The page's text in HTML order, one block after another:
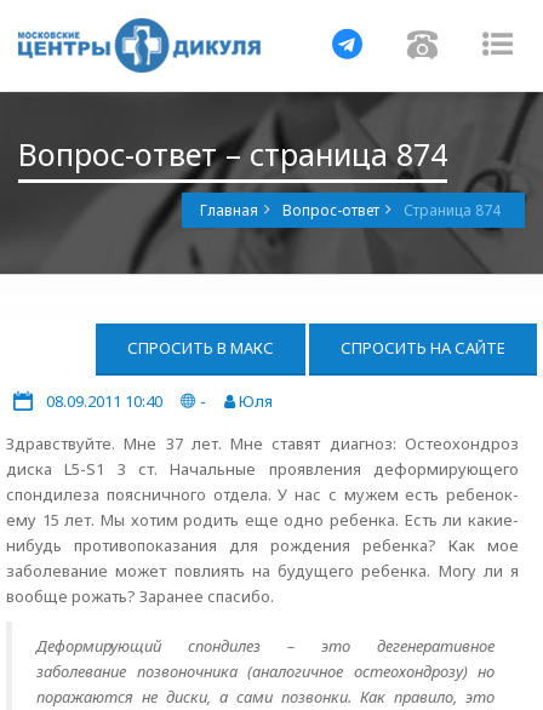
Навигация
Вопрос-ответ – страница 874
Главная Вопрос-ответ Страница 874
СПРОСИТЬ В МАКС СПРОСИТЬ НА САЙТЕ
08.09.2011 10:40 -
Юля
Здравствуйте. Мне 37 лет. Мне ставят диагноз: Остеохондроз
диска L5-S1 3 ст. Начальные проявления деформирующего
спондилеза поясничного отдела. У нас с мужем есть ребенок-
ему 15 лет. Мы хотим родить еще одно ребенка. Есть ли какие-
нибудь противопоказания для рождения ребенка? Как мое
заболевание может повлиять на будущего ребенка. Могу ли я
вообще рожать? Заранее спасибо.
Деформирующий спондилез – это дегенеративное
заболевание позвоночника (аналогичное остеохондрозу) но
поражаются не диски, а сами позвонки. Как правило, это